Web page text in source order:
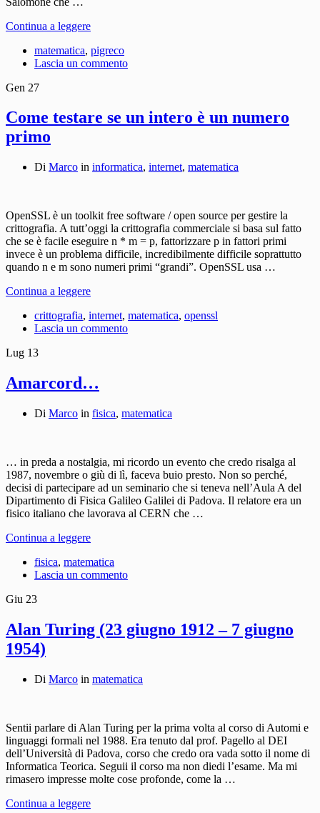
Continua a leggere
matematica, pigreco
Lascia un commento
Gen 27
Come testare se un intero è un numero
primo
Di Marco in informatica, internet, matematica
OpenSSL è un toolkit free software / open source per gestire la
crittografia. A tutt’oggi la crittografia commerciale si basa sul fatto
che se è facile eseguire n * m = p, fattorizzare p in fattori primi
invece è un problema difficile, incredibilmente difficile soprattutto
quando n e m sono numeri primi “grandi”. OpenSSL usa …
Continua a leggere
crittografia, internet, matematica, openssl
Lascia un commento
Lug 13
Amarcord…
Di Marco in fisica, matematica
… in preda a nostalgia, mi ricordo un evento che credo risalga al
1987, novembre o giù di lì, faceva buio presto. Non so perché,
decisi di partecipare ad un seminario che si teneva nell’Aula A del
Dipartimento di Fisica Galileo Galilei di Padova. Il relatore era un
fisico italiano che lavorava al CERN che …
Continua a leggere
fisica, matematica
Lascia un commento
Giu 23
Alan Turing (23 giugno 1912 – 7 giugno
1954)
Di Marco in matematica
Sentii parlare di Alan Turing per la prima volta al corso di Automi e
linguaggi formali nel 1988. Era tenuto dal prof. Pagello al DEI
dell’Università di Padova, corso che credo ora vada sotto il nome di
Informatica Teorica. Seguii il corso ma non diedi l’esame. Ma mi
rimasero impresse molte cose profonde, come la …
Continua a leggere